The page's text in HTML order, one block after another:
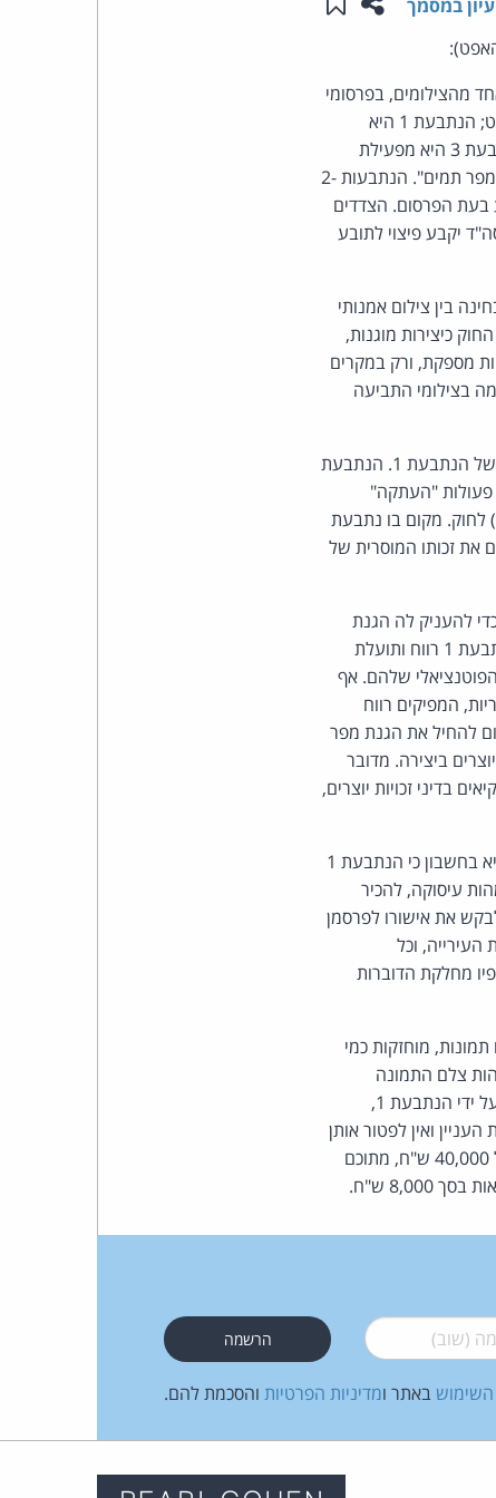
עיון במסמך
מהצילומים, בפרסומי
הנתבעות, לרבות באתרי אינטרנט ועמוד פייסבוק. התובע הוא צלם מקצועי המתמחה בצילומי ספורט; הנתבעת 1 היא
עיריית קריית גת; הנתבעת 2 מחזיקה בשם המתחם של "הפורטל הישראלי לרשויות מקומיות"; הנתבעת 3 היא מפעילת
האתר "ניוז 08". הנתבעות טענו כי אין מדובר ביצירות מוגנות, כי השימוש היה הוגן, וכי הן בבחינת "מפר תמים". הנתבעות 2-
רק לתת קרדיט לתובע בעת הפרסום. הצדדים
קצרה, כשפסה"ד יקבע פיצוי לתובע
התשס"ח-2007. ההגדרה אינה מבחינה בין צילום אמנותי
כיצירות מוגנות,
מספקת, ורק במקרים
בצילומי התביעה
הנתבעות הפרו את זכות היוצרים של התובע בפרסום הצילומים באתרי הנתבעות ובעמוד הפייסבוק של הנתבעת 1. הנתבעת
הם בגדר פעולות "העתקה"
הציבור", כמשמען בסעיף 11 לחוק, שעולות כדי הפרת זכות יוצרים לפי סעיף 47(א) לחוק. מקום בו נתבעת
את זכותו המוסרית של
אין בכך כדי להעניק לה הגנת
שימוש הוגן באופן אוטומטי עבור כל הפרת זכות יוצרים מצדה. מעצם השימוש בצילומים הפיקה הנתבעת 1 רווח ותועלת
שלהם. אף
בעלי מטרות מסחריות, המפיקים רווח
להחיל את הגנת מפר
ביצירה. מדובר
בדיני זכויות יוצרים,
אשר לגובה הפיצוי, מדובר בהפרה בהיקף לא מבוטל. אמנם ההפרה לא נעשתה במכוון, אך יש להביא בחשבון כי הנתבעת 1
עיסוקה, להכיר
את אישורו לפרסמן
מדוברות העירייה, וכל
היו להציג בפני הנתבעות 2-3 מצג שווא, לפיו מחלקת הדוברות
תמונות, מוחזקות כמי
צלם התמונה
הראשונה, לצורך קבלת הרשאתו להשתמש בה, בטרם השימוש בפועל. חרף המצג שהוצג בפניהן על ידי הנתבעת 1,
התנהלות ראויה בנסיבות העניין ואין לפטור אותן
מלפצות את התובע, אם כי באופן מופחת יחסית לנתבעת 1. הנתבעות יפצו את התובע בסך כולל של 40,000 ש"ח, מתוכם
(שוב)*
השימוש באתר ומדיניות הפרטיות והסכמת להם.